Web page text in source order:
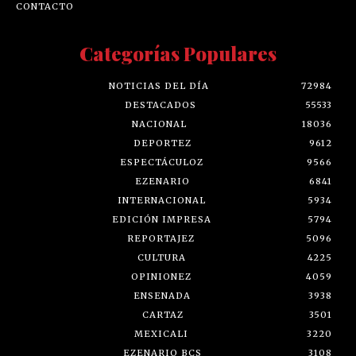
CONTACTO
Categorías Populares
NOTICIAS DEL DÍA
72984
DESTACADOS
55533
NACIONAL
18036
DEPORTEZ
9612
ESPECTÁCULOZ
9566
EZENARIO
6841
INTERNACIONAL
5934
EDICIÓN IMPRESA
5794
REPORTAJEZ
5096
CULTURA
4225
OPINIONEZ
4059
ENSENADA
3938
CARTAZ
3501
MEXICALI
3220
EZENARIO BCS
3108